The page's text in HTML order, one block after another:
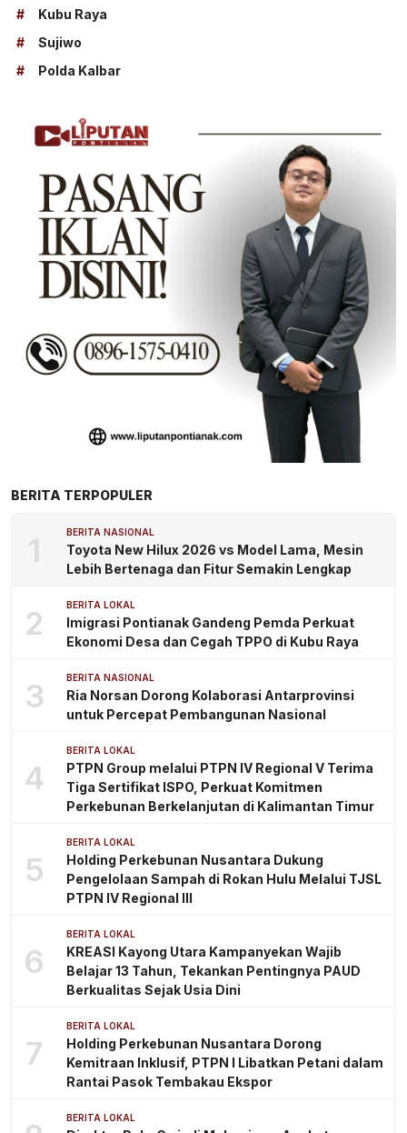
#
Kubu Raya
#
Sujiwo
#
Polda Kalbar
BERITA TERPOPULER
1 BERITA NASIONAL
Toyota New Hilux 2026 vs Model Lama, Mesin
Lebih Bertenaga dan Fitur Semakin Lengkap
2 BERITA LOKAL
Imigrasi Pontianak Gandeng Pemda Perkuat
Ekonomi Desa dan Cegah TPPO di Kubu Raya
3 BERITA NASIONAL
Ria Norsan Dorong Kolaborasi Antarprovinsi
untuk Percepat Pembangunan Nasional
4
BERITA LOKAL
PTPN Group melalui PTPN IV Regional V Terima
Tiga Sertifikat ISPO, Perkuat Komitmen
Perkebunan Berkelanjutan di Kalimantan Timur
5
BERITA LOKAL
Holding Perkebunan Nusantara Dukung
Pengelolaan Sampah di Rokan Hulu Melalui TJSL
PTPN IV Regional III
6
BERITA LOKAL
KREASI Kayong Utara Kampanyekan Wajib
Belajar 13 Tahun, Tekankan Pentingnya PAUD
Berkualitas Sejak Usia Dini
7
BERITA LOKAL
Holding Perkebunan Nusantara Dorong
Kemitraan Inklusif, PTPN I Libatkan Petani dalam
Rantai Pasok Tembakau Ekspor
BERITA LOKAL